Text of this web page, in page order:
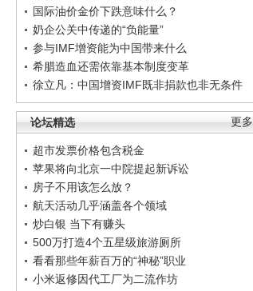
国际油价金价下跌意味什么？
奶企公关中传递的“负能量”
参与IMF增资能为中国带来什么
希腊造血还需依靠基本制度变革
徐立凡：中国增资IMF既非捐款也非无条件
更多
论坛精选
超市发票价格包含税金
苹果将向北京一中院提起新诉讼
房子不用该怎么放？
航天活动几乎涵盖各个领域
炒白银 当下有赚头
500万打造4个五星级旅游厕所
看看那些年薪百万的“神秘”职业
小米返修因代工厂为二流作坊